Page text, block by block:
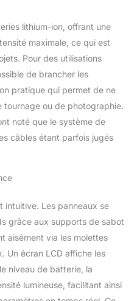
lithium-ion, offrant une
maximale, ce qui est
Pour des utilisations
de brancher les
pratique qui permet de ne
tournage ou de photographie.
noté que le système de
câbles étant parfois jugés
intuitive. Les panneaux se
grâce aux supports de sabot
aisément via les molettes
Un écran LCD affiche les
niveau de batterie, la
lumineuse, facilitant ainsi